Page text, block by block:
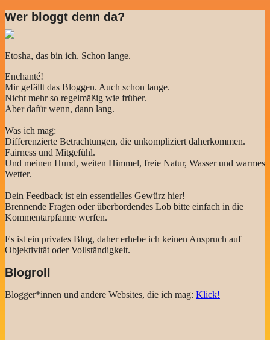
Wer bloggt denn da?
Etosha, das bin ich. Schon lange.
Enchanté!
Mir gefällt das Bloggen. Auch schon lange.
Nicht mehr so regelmäßig wie früher.
Aber dafür wenn, dann lang.
Was ich mag:
Differenzierte Betrachtungen, die unkompliziert daherkommen.
Fairness und Mitgefühl.
Und meinen Hund, weiten Himmel, freie Natur, Wasser und warmes
Wetter.
Dein Feedback ist ein essentielles Gewürz hier!
Brennende Fragen oder überbordendes Lob bitte einfach in die
Kommentarpfanne werfen.
Es ist ein privates Blog, daher erhebe ich keinen Anspruch auf
Objektivität oder Vollständigkeit.
Blogroll
Blogger*innen und andere Websites, die ich mag: Klick!